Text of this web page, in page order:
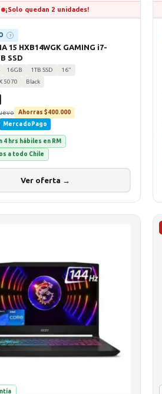
¡Solo quedan 2 unidades!
?
15 HXB14WGK GAMING i7-
SSD
16GB 1TB SSD
16"
5070
Black
Ahorras $400.000
MercadoPago
4 hrs hábiles en RM
a todo Chile
Ver oferta →